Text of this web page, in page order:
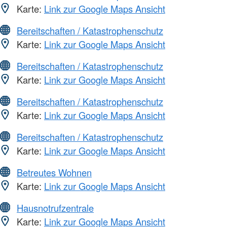
Karte: Link zur Google Maps Ansicht
Bereitschaften / Katastrophenschutz
Karte: Link zur Google Maps Ansicht
Bereitschaften / Katastrophenschutz
Karte: Link zur Google Maps Ansicht
Bereitschaften / Katastrophenschutz
Karte: Link zur Google Maps Ansicht
Bereitschaften / Katastrophenschutz
Karte: Link zur Google Maps Ansicht
Betreutes Wohnen
Karte: Link zur Google Maps Ansicht
Hausnotrufzentrale
Karte: Link zur Google Maps Ansicht